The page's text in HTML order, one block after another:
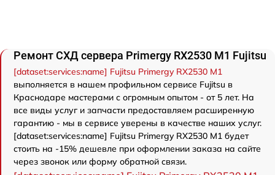
Ремонт СХД сервера Primergy RX2530 M1 Fujitsu
[dataset:services:name] Fujitsu Primergy RX2530 M1
выполняется в нашем профильном сервисе Fujitsu в
Краснодаре мастерами с огромным опытом - от 5 лет. На
все виды услуг и запчасти предоставляем расширенную
гарантию - мы в сервисе уверены в качестве наших услуг.
[dataset:services:name] Fujitsu Primergy RX2530 M1 будет
стоить на -15% дешевле при оформлении заказа на сайте
через звонок или форму обратной связи.